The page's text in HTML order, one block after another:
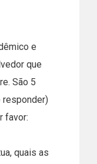
e
que
São 5
responder)
favor:
quais as